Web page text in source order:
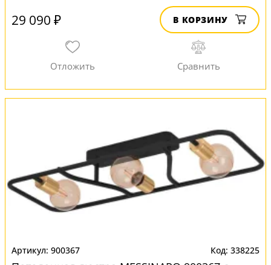
29 090 ₽ В КОРЗИНУ
900367 338225